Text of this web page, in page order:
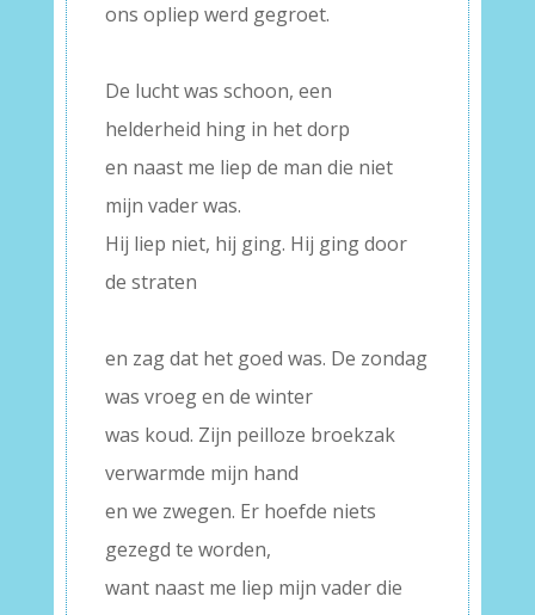
ons opliep werd gegroet.
De lucht was schoon, een
helderheid hing in het dorp
en naast me liep de man die niet
mijn vader was.
Hij liep niet, hij ging. Hij ging door
de straten
en zag dat het goed was. De zondag
was vroeg en de winter
was koud. Zijn peilloze broekzak
verwarmde mijn hand
en we zwegen. Er hoefde niets
gezegd te worden,
want naast me liep mijn vader die